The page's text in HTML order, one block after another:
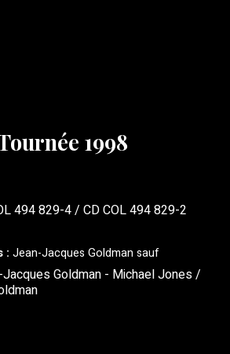
1998
494 829-4 / CD COL 494 829-2
: Jean-Jacques Goldman sauf
Goldman - Michael Jones /